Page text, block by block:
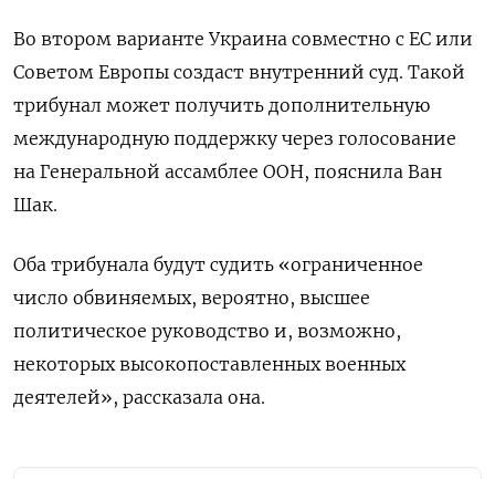
Во втором варианте Украина совместно с ЕС или
Советом Европы создаст внутренний суд. Такой
трибунал может получить дополнительную
международную поддержку через голосование
на Генеральной ассамблее ООН, пояснила Ван
Шак.
Оба трибунала будут судить «ограниченное
число обвиняемых, вероятно, высшее
политическое руководство и, возможно,
некоторых высокопоставленных военных
деятелей», рассказала она.